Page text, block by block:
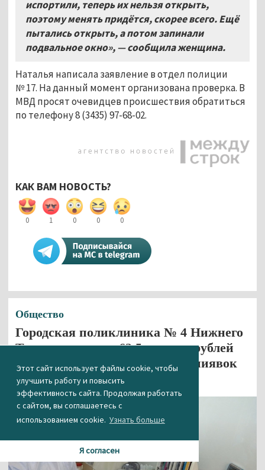
Этот сайт использует файлы cookie, чтобы
улучшить работу и повысить
эффективность сайта. Продолжая работать
с сайтом, вы соглашаетесь с
использованием cookie. Узнать больше
Я согласен
испортили, теперь их нельзя открыть,
поэтому менять придётся, скорее всего. Ещё
пытались открыть, а потом запинали
подвальное окно», — сообщила женщина.
Наталья написала заявление в отдел полиции
№ 17. На данный момент организована проверка. В
МВД просят очевидцев происшествия обратиться
по телефону 8 (3435) 97-68-02.
КАК ВАМ НОВОСТЬ?
0 1 0 0 0
Общество
Городская поликлиника № 4 Нижнего
Тагила потратит 62,5 тысячи рублей
на покупку 500 медицинских пиявок
22.04.2022 14:02